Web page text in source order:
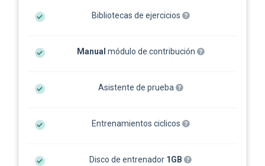
Bibliotecas de ejercicios
Manual módulo de contribución
Asistente de prueba
Entrenamientos ciclicos
Disco de entrenador 1GB